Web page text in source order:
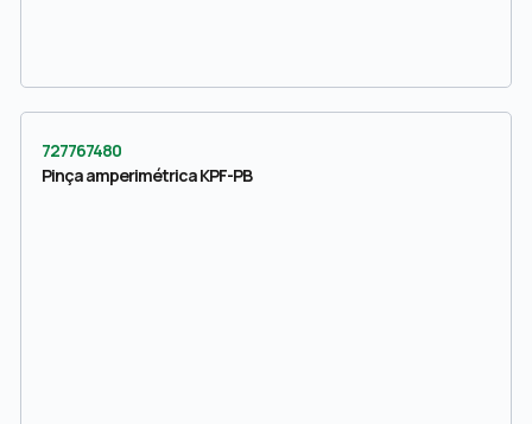
727767480
Pinça amperimétrica KPF-PB